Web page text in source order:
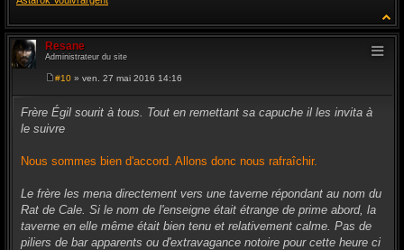
Resane
Administrateur du site
s
s
a
#10» ven. 27 mai 2016 14:16
Frère Égil sourit à tous. Tout en remettant sa capuche il les invita à
le suivre
Nous sommes bien d'accord. Allons donc nous rafraîchir.
Le frère les mena directement vers une taverne répondant au nom du
Rat de Cale. Si le nom de l'enseigne était étrange de prime abord, la
taverne en elle même était bien tenu et relativement calme. Pas de
piliers de bar apparents ou d'extravagance notoire pour cette heure ci